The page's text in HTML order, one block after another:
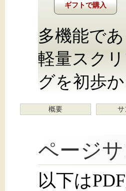
ギフトで購入
多機能で
軽量スク
グを初歩か
概要 サ
ページ
以下は